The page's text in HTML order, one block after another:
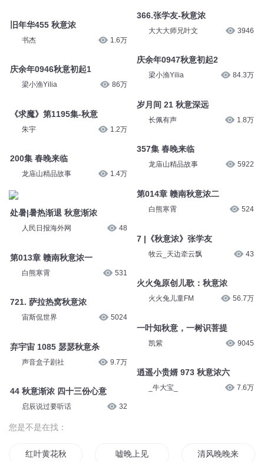
旧年华455 秋意浓
书杰 1.6万
庆余年0946秋意初起1
梁小渔Yilia 86万
《求魔》第1195集-秋意
朱宇 1.2万
200集 春晚来临
龙庙山精品故事 1.4万
处暑|暑热渐退 秋意渐浓
人民日报海外网 48
第013章 赣南秋意浓一
白熊寒霄 531
721. 萨拉热窝秋意浓
宙斯侃世界 5024
弃宇宙 1085 瑟瑟秋意杀
声音盒子剧社 9.7万
44 秋意渐浓 四十三份心意
启辰说过要听话 32
366.张学友-秋意浓
大大大师兄叶文 3946
庆余年0947秋意初起2
梁小渔Yilia 84.3万
岁月间 21 秋意深远
长佩有声 1.8万
357集 春晚来临
龙庙山精品故事 5922
第014章 赣南秋意浓二
白熊寒霄 524
7 |《秋意浓》张学友
牧云_天边牵云飘 43
火火兔原创儿歌：秋意浓
火火兔儿童FM 56.7万
一叶知秋意，一树识菩提
凯紫 9045
逍遥小贵婿 973 秋意浓六
_牛大宝_ 7.6万
您是不是在找：
红叶黄花秋意晚 嘘晚上见 清风晚晚来